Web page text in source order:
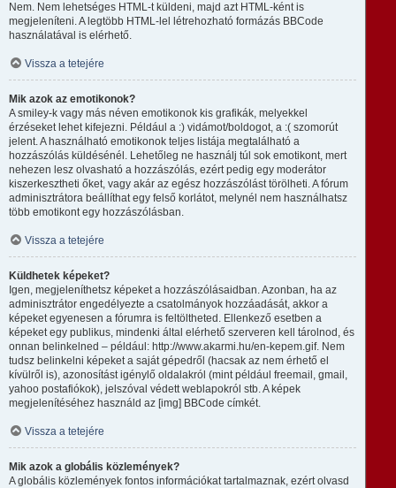
Nem. Nem lehetséges HTML-t küldeni, majd azt HTML-ként is
megjeleníteni. A legtöbb HTML-lel létrehozható formázás BBCode
használatával is elérhető.
Vissza a tetejére
Mik azok az emotikonok?
A smiley-k vagy más néven emotikonok kis grafikák, melyekkel
érzéseket lehet kifejezni. Például a :) vidámot/boldogot, a :( szomorút
jelent. A használható emotikonok teljes listája megtalálható a
hozzászólás küldésénél. Lehetőleg ne használj túl sok emotikont, mert
nehezen lesz olvasható a hozzászólás, ezért pedig egy moderátor
kiszerkesztheti őket, vagy akár az egész hozzászólást törölheti. A fórum
adminisztrátora beállíthat egy felső korlátot, melynél nem használhatsz
több emotikont egy hozzászólásban.
Vissza a tetejére
Küldhetek képeket?
Igen, megjeleníthetsz képeket a hozzászólásaidban. Azonban, ha az
adminisztrátor engedélyezte a csatolmányok hozzáadását, akkor a
képeket egyenesen a fórumra is feltöltheted. Ellenkező esetben a
képeket egy publikus, mindenki által elérhető szerveren kell tárolnod, és
onnan belinkelned – például: http://www.akarmi.hu/en-kepem.gif. Nem
tudsz belinkelni képeket a saját gépedről (hacsak az nem érhető el
kívülről is), azonosítást igénylő oldalakról (mint például freemail, gmail,
yahoo postafiókok), jelszóval védett weblapokról stb. A képek
megjelenítéséhez használd az [img] BBCode címkét.
Vissza a tetejére
Mik azok a globális közlemények?
A globális közlemények fontos információkat tartalmaznak, ezért olvasd